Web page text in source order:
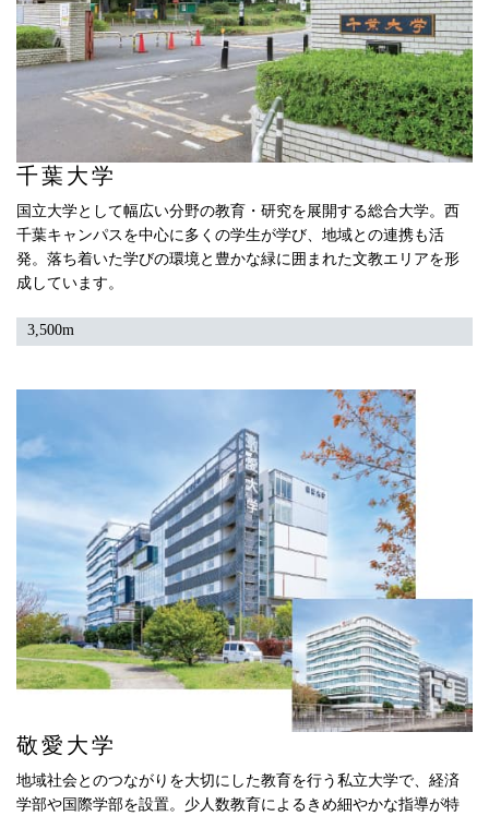
千葉大学
国立大学として幅広い分野の教育・研究を展開する総合大学。西
千葉キャンパスを中心に多くの学生が学び、地域との連携も活
発。落ち着いた学びの環境と豊かな緑に囲まれた文教エリアを形
成しています。
3,500m
敬愛大学
地域社会とのつながりを大切にした教育を行う私立大学で、経済
学部や国際学部を設置。少人数教育によるきめ細やかな指導が特